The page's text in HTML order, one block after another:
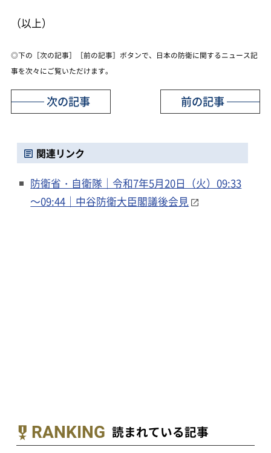
（以上）
◎下の［次の記事］［前の記事］ボタンで、日本の防衛に関するニュース記
事を次々にご覧いただけます。
前の記事
次の記事
関連リンク
防衛省・自衛隊｜令和7年5月20日（火）09:33
～09:44｜中谷防衛大臣閣議後会見
RANKING 読まれている記事